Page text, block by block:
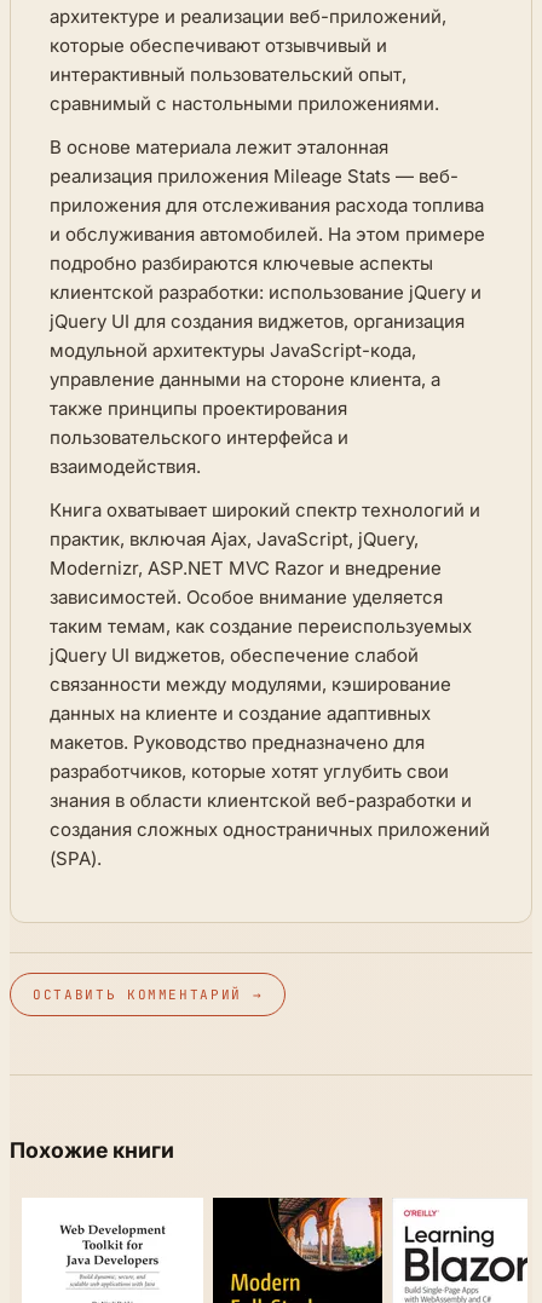
архитектуре и реализации веб-приложений,
которые обеспечивают отзывчивый и
интерактивный пользовательский опыт,
сравнимый с настольными приложениями.
В основе материала лежит эталонная
реализация приложения Mileage Stats — веб-
приложения для отслеживания расхода топлива
и обслуживания автомобилей. На этом примере
подробно разбираются ключевые аспекты
клиентской разработки: использование jQuery и
jQuery UI для создания виджетов, организация
модульной архитектуры JavaScript-кода,
управление данными на стороне клиента, а
также принципы проектирования
пользовательского интерфейса и
взаимодействия.
Книга охватывает широкий спектр технологий и
практик, включая Ajax, JavaScript, jQuery,
Modernizr, ASP.NET MVC Razor и внедрение
зависимостей. Особое внимание уделяется
таким темам, как создание переиспользуемых
jQuery UI виджетов, обеспечение слабой
связанности между модулями, кэширование
данных на клиенте и создание адаптивных
макетов. Руководство предназначено для
разработчиков, которые хотят углубить свои
знания в области клиентской веб-разработки и
создания сложных одностраничных приложений
(SPA).
ОСТАВИТЬ КОММЕНТАРИЙ →
Похожие книги